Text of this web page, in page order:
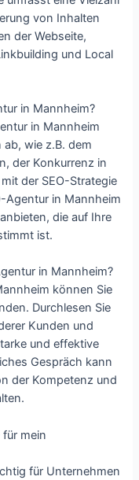
von Inhalten
der Webseite,
und Local
in Mannheim?
in Mannheim
wie z.B. dem
der Konkurrenz in
der SEO-Strategie
Agentur in Mannheim
die auf Ihre
ist.
in Mannheim?
können Sie
Durchlesen Sie
Kunden und
und effektive
Gespräch kann
der Kompetenz und
für mein
für Unternehmen